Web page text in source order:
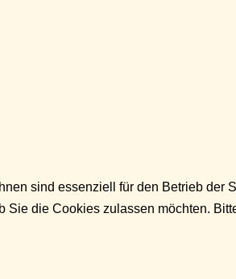
sind essenziell für den Betrieb
Sie die Cookies zulassen möchten.